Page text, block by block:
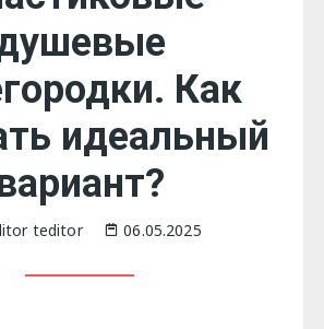
Как
идеальный
teditor 06.05.2025